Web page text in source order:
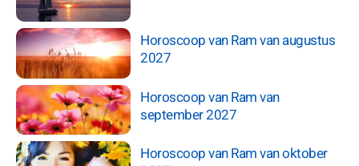
Horoscoop van Ram van augustus
2027
Horoscoop van Ram van
september 2027
Horoscoop van Ram van oktober